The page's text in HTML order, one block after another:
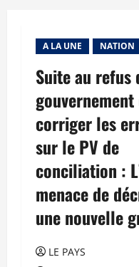
A LA UNE NATION
Suite au refus
gouvernement
corriger les
sur le PV de
conciliation :
menace de
une nouvelle
LE PAYS